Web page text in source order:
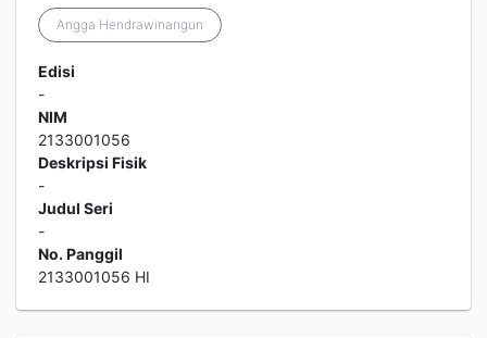
Angga Hendrawinangun
Edisi
-
NIM
2133001056
Deskripsi Fisik
-
Judul Seri
-
No. Panggil
2133001056 HI